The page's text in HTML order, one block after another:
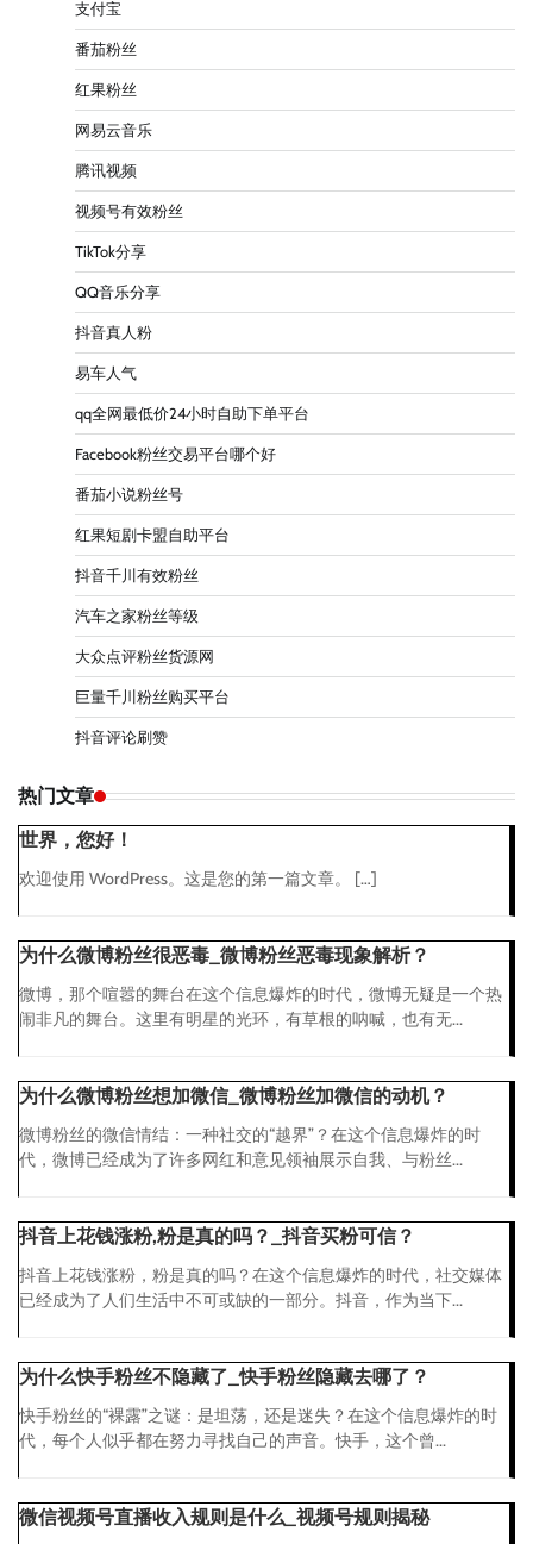
支付宝
番茄粉丝
红果粉丝
网易云音乐
腾讯视频
视频号有效粉丝
TikTok分享
QQ音乐分享
抖音真人粉
易车人气
qq全网最低价24小时自助下单平台
Facebook粉丝交易平台哪个好
番茄小说粉丝号
红果短剧卡盟自助平台
抖音千川有效粉丝
汽车之家粉丝等级
大众点评粉丝货源网
巨量千川粉丝购买平台
抖音评论刷赞
热门文章
世界，您好！
欢迎使用 WordPress。这是您的第一篇文章。 […]
为什么微博粉丝很恶毒_微博粉丝恶毒现象解析？
微博，那个喧嚣的舞台在这个信息爆炸的时代，微博无疑是一个热
闹非凡的舞台。这里有明星的光环，有草根的呐喊，也有无...
为什么微博粉丝想加微信_微博粉丝加微信的动机？
微博粉丝的微信情结：一种社交的“越界”？在这个信息爆炸的时
代，微博已经成为了许多网红和意见领袖展示自我、与粉丝...
抖音上花钱涨粉,粉是真的吗？_抖音买粉可信？
抖音上花钱涨粉，粉是真的吗？在这个信息爆炸的时代，社交媒体
已经成为了人们生活中不可或缺的一部分。抖音，作为当下...
为什么快手粉丝不隐藏了_快手粉丝隐藏去哪了？
快手粉丝的“裸露”之谜：是坦荡，还是迷失？在这个信息爆炸的时
代，每个人似乎都在努力寻找自己的声音。快手，这个曾...
微信视频号直播收入规则是什么_视频号规则揭秘